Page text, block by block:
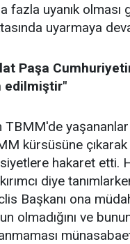
fazla uyanık
uyarmaya
Paşa
edilmiştir"
TBMM'de
kürsüsüne
hakaret etti.
diye
Başkanı ona
olmadığını ve